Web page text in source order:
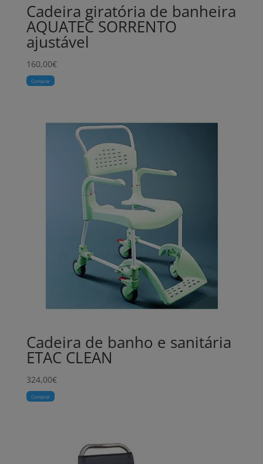
Cadeira giratória de banheira
AQUATEC SORRENTO
ajustável
160,00€
Comprar
Cadeira de banho e sanitária
ETAC CLEAN
324,00€
Comprar